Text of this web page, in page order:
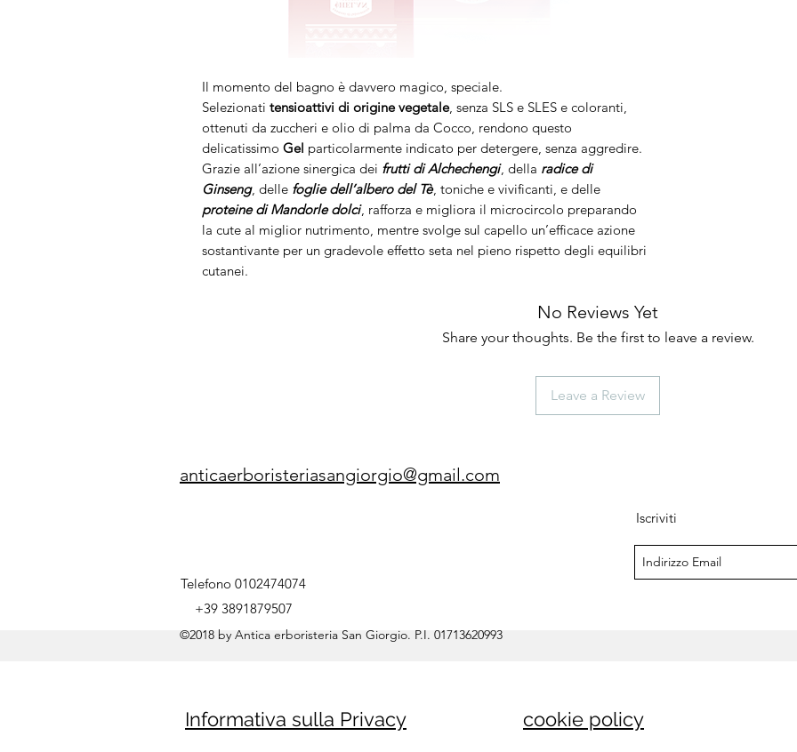
Il momento del bagno è davvero magico, speciale.
Selezionati tensioattivi di origine vegetale, senza SLS e SLES e coloranti,
ottenuti da zuccheri e olio di palma da Cocco, rendono questo
delicatissimo Gel particolarmente indicato per detergere, senza aggredire.
Grazie all’azione sinergica dei frutti di Alchechengi, della radice di
Ginseng, delle foglie dell’albero del Tè, toniche e vivificanti, e delle
proteine di Mandorle dolci, rafforza e migliora il microcircolo preparando
la cute al miglior nutrimento, mentre svolge sul capello un’efficace azione
sostantivante per un gradevole effetto seta nel pieno rispetto degli equilibri
cutanei.
No Reviews Yet
Share your thoughts. Be the first to leave a review.
Leave a Review
anticaerboristeriasangiorgio@gmail.com
Telefono 0102474074
+39 3891879507
Iscriviti
©2018 by Antica erboristeria San Giorgio. P.I. 01713620993
Informativa sulla Privacy cookie policy